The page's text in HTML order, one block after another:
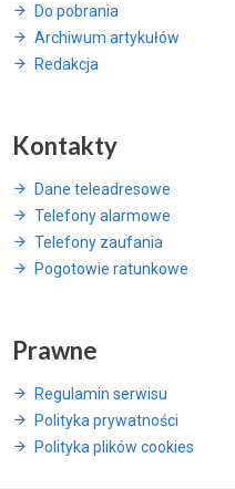
Do pobrania
Archiwum artykułów
Redakcja
Kontakty
Dane teleadresowe
Telefony alarmowe
Telefony zaufania
Pogotowie ratunkowe
Prawne
Regulamin serwisu
Polityka prywatności
Polityka plików cookies